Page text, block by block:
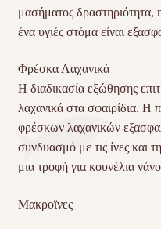
μασήματος δραστηριότητα,
ένα υγιές στόμα είναι
Φρέσκα Λαχανικά
Η διαδικασία εξώθησης
λαχανικά στα σφαιρίδια. Η
φρέσκων λαχανικών
συνδυασμό με τις ίνες και
μια τροφή για κουνέλια
Μακροϊνες